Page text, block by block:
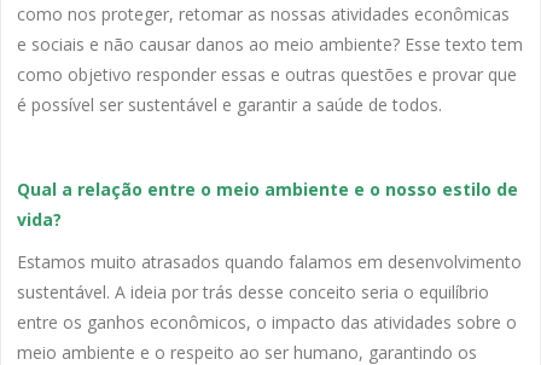
como nos proteger, retomar as nossas atividades econômicas
e sociais e não causar danos ao meio ambiente? Esse texto tem
como objetivo responder essas e outras questões e provar que
é possível ser sustentável e garantir a saúde de todos.
Qual a relação entre o meio ambiente e o nosso estilo de
vida?
Estamos muito atrasados quando falamos em desenvolvimento
sustentável. A ideia por trás desse conceito seria o equilíbrio
entre os ganhos econômicos, o impacto das atividades sobre o
meio ambiente e o respeito ao ser humano, garantindo os